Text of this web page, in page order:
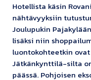
Hotellista käsin
nähtävyyksiin
Joulupukin
lisäksi niin
luontokohteetkin
Jätkänkynttilä-silta
päässä. Pohjoisen